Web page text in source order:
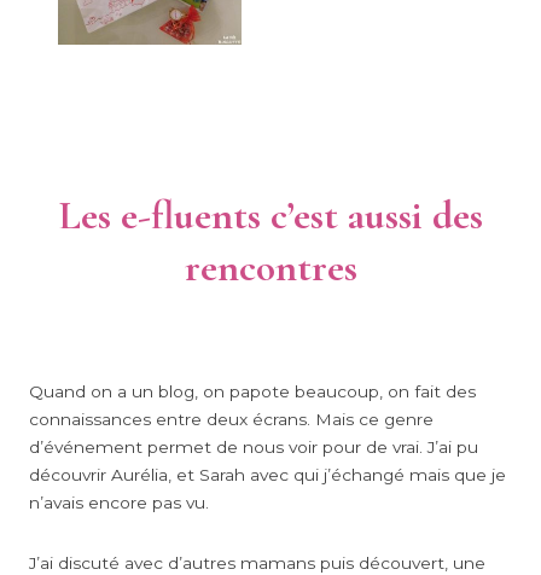
Les e-fluents c’est aussi des
rencontres
Quand on a un blog, on papote beaucoup, on fait des
connaissances entre deux écrans. Mais ce genre
d’événement permet de nous voir pour de vrai. J’ai pu
découvrir Aurélia, et Sarah avec qui j’échangé mais que je
n’avais encore pas vu.
J’ai discuté avec d’autres mamans puis découvert, une